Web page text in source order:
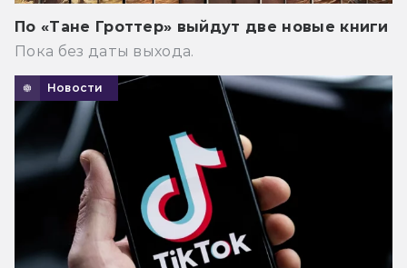
По «Тане Гроттер» выйдут две новые книги
Пока без даты выхода.
Новости